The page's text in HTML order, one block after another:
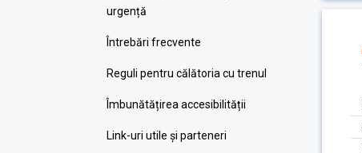
urgență
Întrebări frecvente
Reguli pentru călătoria cu trenul
Îmbunătățirea accesibilității
Link-uri utile şi parteneri